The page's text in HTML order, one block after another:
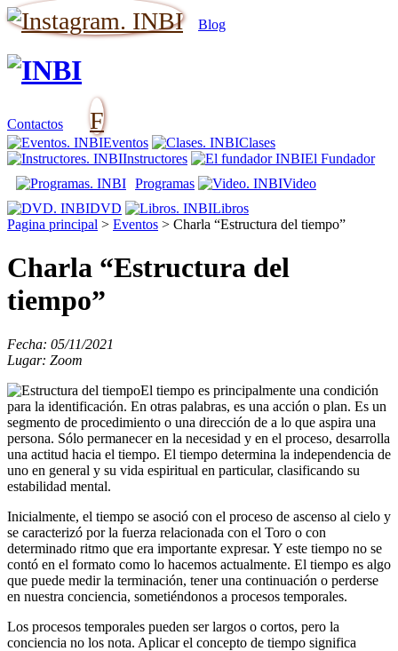
Blog
Contactos F
Eventos
Clases
Instructores
El Fundador
Programas
Video
DVD
Libros
Pagina principal > Eventos > Charla “Estructura del tiempo”
Charla “Estructura del
tiempo”
Fecha: 05/11/2021
Lugar: Zoom
El tiempo es principalmente una condición
para la identificación. En otras palabras, es una acción o plan. Es un
segmento de procedimiento o una dirección de a lo que aspira una
persona. Sólo permanecer en la necesidad y en el proceso, desarrolla
una actitud hacia el tiempo. El tiempo determina la independencia de
uno en general y su vida espiritual en particular, clasificando su
estabilidad mental.
Inicialmente, el tiempo se asoció con el proceso de ascenso al cielo y
se caracterizó por la fuerza relacionada con el Toro o con
determinado ritmo que era importante expresar. Y este tiempo no se
contó en el formato como lo hacemos actualmente. El tiempo es algo
que puede medir la terminación, tener una continuación o perderse
en nuestra conciencia, sometiéndonos a procesos temporales.
Los procesos temporales pueden ser largos o cortos, pero la
conciencia no los nota. Aplicar el concepto de tiempo significa